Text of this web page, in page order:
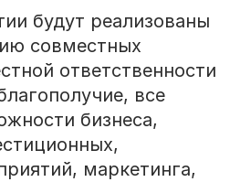
будут реализованы
совместных
ответственности
все
бизнеса,
маркетинга,